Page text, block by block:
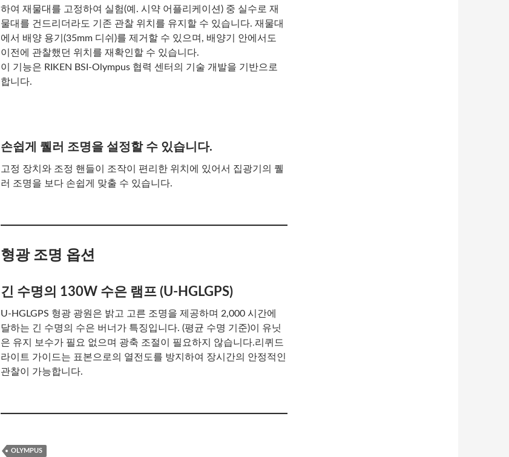
하여 재물대를 고정하여 실험(예. 시약 어플리케이션) 중 실수로 재
물대를 건드리더라도 기존 관찰 위치를 유지할 수 있습니다. 재물대
에서 배양 용기(35mm 디쉬)를 제거할 수 있으며, 배양기 안에서도
이전에 관찰했던 위치를 재확인할 수 있습니다.
이 기능은 RIKEN BSI-Olympus 협력 센터의 기술 개발을 기반으로
합니다.
손쉽게 퀠러 조명을 설정할 수 있습니다.
고정 장치와 조정 핸들이 조작이 편리한 위치에 있어서 집광기의 퀠
러 조명을 보다 손쉽게 맞출 수 있습니다.
형광 조명 옵션
긴 수명의 130W 수은 램프 (U-HGLGPS)
U-HGLGPS 형광 광원은 밝고 고른 조명을 제공하며 2,000 시간에
달하는 긴 수명의 수은 버너가 특징입니다. (평균 수명 기준)이 유닛
은 유지 보수가 필요 없으며 광축 조절이 필요하지 않습니다.리퀴드
라이트 가이드는 표본으로의 열전도를 방지하여 장시간의 안정적인
관찰이 가능합니다.
OLYMPUS